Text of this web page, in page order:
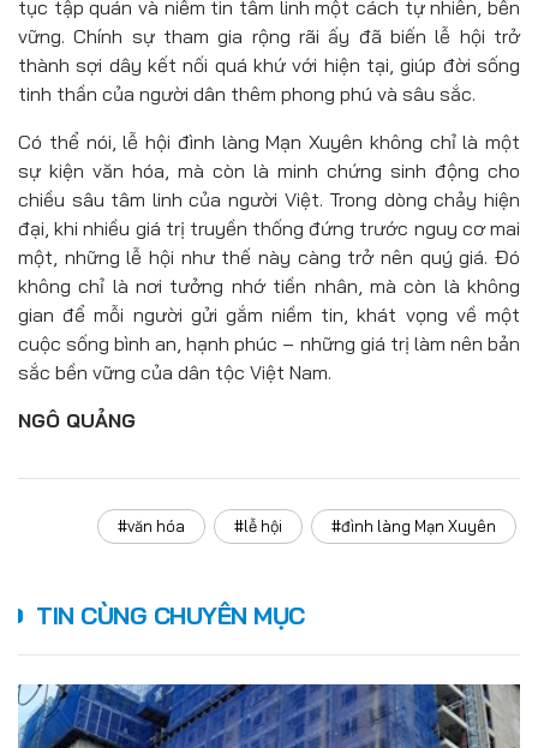
tục tập quán và niềm tin tâm linh một cách tự nhiên, bền
vững. Chính sự tham gia rộng rãi ấy đã biến lễ hội trở
thành sợi dây kết nối quá khứ với hiện tại, giúp đời sống
tinh thần của người dân thêm phong phú và sâu sắc.
Có thể nói, lễ hội đình làng Mạn Xuyên không chỉ là một
sự kiện văn hóa, mà còn là minh chứng sinh động cho
chiều sâu tâm linh của người Việt. Trong dòng chảy hiện
đại, khi nhiều giá trị truyền thống đứng trước nguy cơ mai
một, những lễ hội như thế này càng trở nên quý giá. Đó
không chỉ là nơi tưởng nhớ tiền nhân, mà còn là không
gian để mỗi người gửi gắm niềm tin, khát vọng về một
cuộc sống bình an, hạnh phúc – những giá trị làm nên bản
sắc bền vững của dân tộc Việt Nam.
NGÔ QUẢNG
#văn hóa #lễ hội #đình làng Mạn Xuyên
TIN CÙNG CHUYÊN MỤC